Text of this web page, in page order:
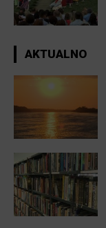
AKTUALNO